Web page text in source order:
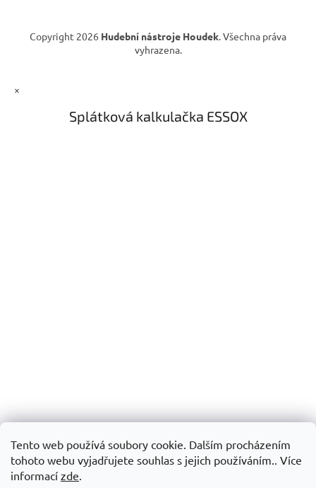
Tento web používá soubory cookie. Dalším procházením
tohoto webu vyjadřujete souhlas s jejich používáním.. Více
informací zde.
Copyright 2026 Hudební nástroje Houdek. Všechna práva
vyhrazena.
×
Splátková kalkulačka ESSOX